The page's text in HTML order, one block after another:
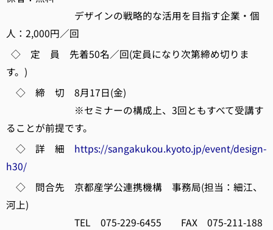
デザインの戦略的な活用を目指す企業・個
人：2,000円／回
◇ 定 員 先着50名／回(定員になり次第締め切りま
す。)
◇ 締 切 8月17日(金)
※セミナーの構成上、3回ともすべて受講す
ることが前提です。
◇ 詳 細 https://sangakukou.kyoto.jp/event/design-
h30/
◇ 問合先 京都産学公連携機構 事務局(担当：細江、
河上)
TEL 075-229-6455 FAX 075-211-188